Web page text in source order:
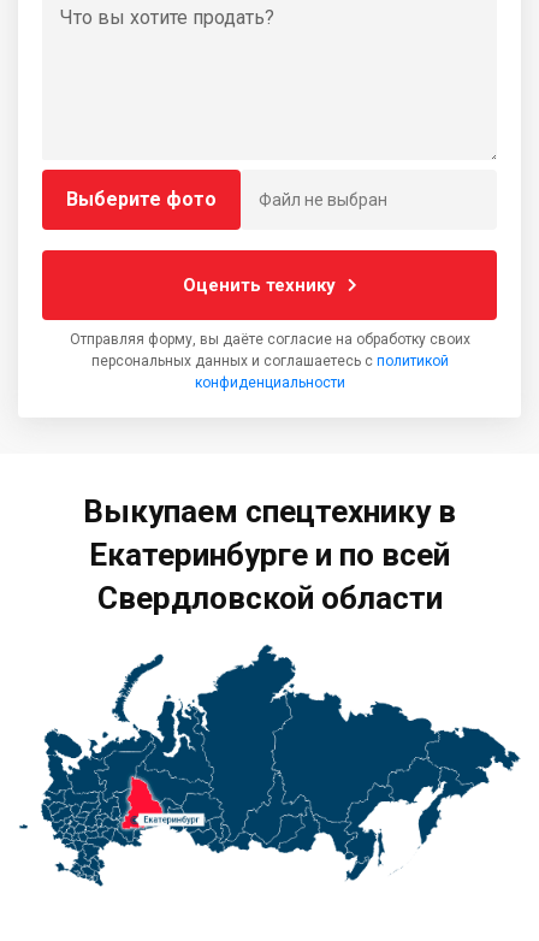
Выберите фото Файл не выбран
Оценить технику
Отправляя форму, вы даёте согласие на обработку своих
персональных данных и соглашаетесь с политикой
конфиденциальности
Выкупаем спецтехнику в
Екатеринбурге и по всей
Свердловской области